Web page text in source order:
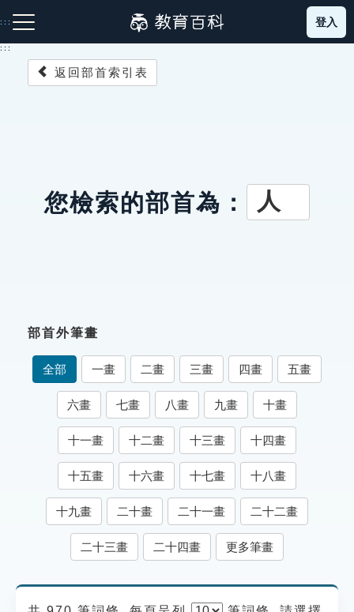
到
主
:::
成語故事
索引選單
知識索引
單字索引
生命大百科索引
遊戲專區
貓頭鷹博士
登入
:::
返回部首索引表
您檢索的部首為： 人
部首外筆畫
全部 一畫 二畫 三畫 四畫 五畫
六畫 七畫 八畫 九畫 十畫
十一畫 十二畫 十三畫 十四畫
十五畫 十六畫 十七畫 十八畫
十九畫 二十畫 二十一畫 二十二畫
二十三畫 二十四畫 更多筆畫